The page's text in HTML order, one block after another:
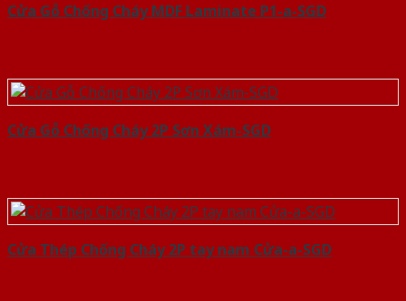
Cửa Gỗ Chống Cháy MDF Laminate P1-a-SGD
Cửa Gỗ Chống Cháy 2P Sơn Xám-SGD
Cửa Thép Chống Cháy 2P tay nam Cửa-a-SGD